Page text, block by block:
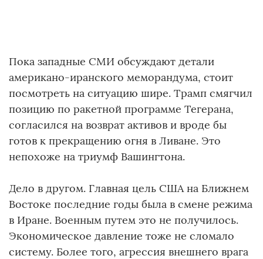
Пока западные СМИ обсуждают детали
американо-иранского меморандума, стоит
посмотреть на ситуацию шире. Трамп смягчил
позицию по ракетной программе Тегерана,
согласился на возврат активов и вроде бы
готов к прекращению огня в Ливане. Это
непохоже на триумф Вашингтона.
Дело в другом. Главная цель США на Ближнем
Востоке последние годы была в смене режима
в Иране. Военным путем это не получилось.
Экономическое давление тоже не сломало
систему. Более того, агрессия внешнего врага